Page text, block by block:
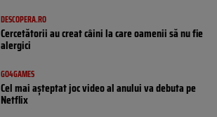
DESCOPERA.RO
Cercetătorii au creat câini la care oamenii să nu fie
alergici
GO4GAMES
Cel mai așteptat joc video al anului va debuta pe
Netflix